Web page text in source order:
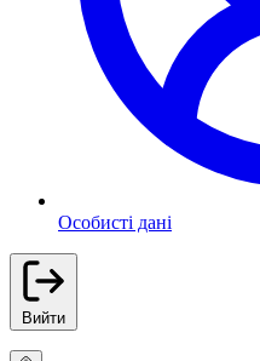
Особисті дані
Вийти